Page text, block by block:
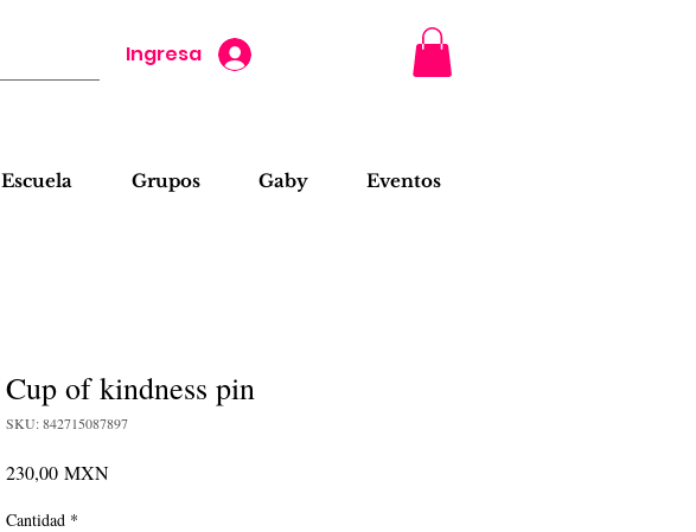
Ingresa
Escuela Grupos Gaby Eventos
Cup of kindness pin
SKU: 842715087897
230,00 MXNPrecio
Cantidad *